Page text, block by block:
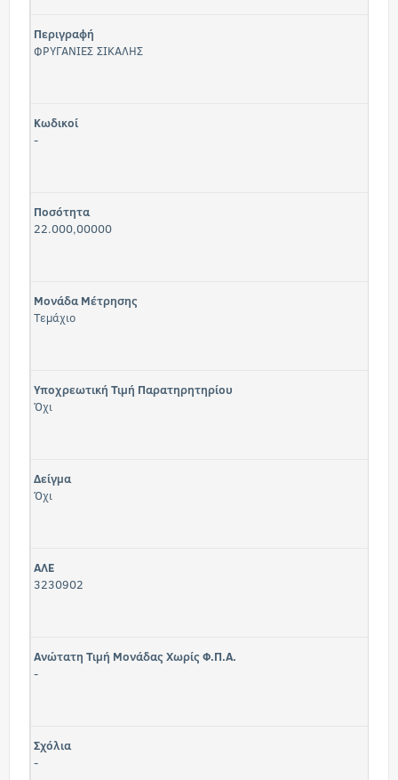
Περιγραφή
ΦΡΥΓΑΝΙΕΣ ΣΙΚΑΛΗΣ
Κωδικοί
-
Ποσότητα
22.000,00000
Μονάδα Μέτρησης
Τεμάχιο
Υποχρεωτική Τιμή Παρατηρητηρίου
Όχι
Δείγμα
Όχι
ΑΛΕ
3230902
Ανώτατη Τιμή Μονάδας Χωρίς Φ.Π.Α.
-
Σχόλια
-